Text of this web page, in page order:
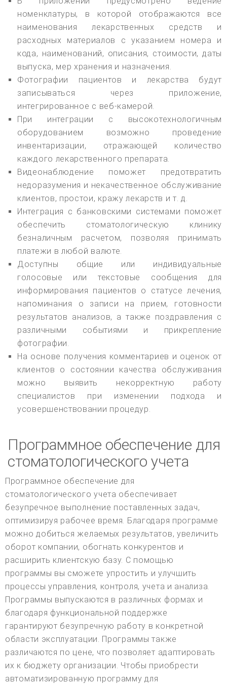
номенклатуры, в которой отображаются все
наименования лекарственных средств и
расходных материалов с указанием номера и
кода, наименований, описания, стоимости, даты
выпуска, мер хранения и назначения.
Фотографии пациентов и лекарства будут
записываться через приложение,
интегрированное с веб-камерой.
При интеграции с высокотехнологичным
оборудованием возможно проведение
инвентаризации, отражающей количество
каждого лекарственного препарата.
Видеонаблюдение поможет предотвратить
недоразумения и некачественное обслуживание
клиентов, простои, кражу лекарств и т. д.
Интеграция с банковскими системами поможет
обеспечить стоматологическую клинику
безналичным расчетом, позволяя принимать
платежи в любой валюте.
Доступны общие или индивидуальные
голосовые или текстовые сообщения для
информирования пациентов о статусе лечения,
напоминания о записи на прием, готовности
результатов анализов, а также поздравления с
различными событиями и прикрепление
фотографии.
На основе получения комментариев и оценок от
клиентов о состоянии качества обслуживания
можно выявить некорректную работу
специалистов при изменении подхода и
усовершенствовании процедур.
Программное обеспечение для
стоматологического учета
Программное обеспечение для
стоматологического учета обеспечивает
безупречное выполнение поставленных задач,
оптимизируя рабочее время. Благодаря программе
можно добиться желаемых результатов, увеличить
оборот компании, обогнать конкурентов и
расширить клиентскую базу. С помощью
программы вы сможете упростить и улучшить
процессы управления, контроля, учета и анализа.
Программы выпускаются в различных формах и
благодаря функциональной поддержке
гарантируют безупречную работу в конкретной
области эксплуатации. Программы также
различаются по цене, что позволяет адаптировать
их к бюджету организации. Чтобы приобрести
автоматизированную программу для